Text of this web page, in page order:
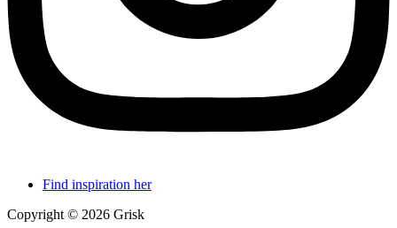
Find inspiration her
Copyright © 2026 Grisk